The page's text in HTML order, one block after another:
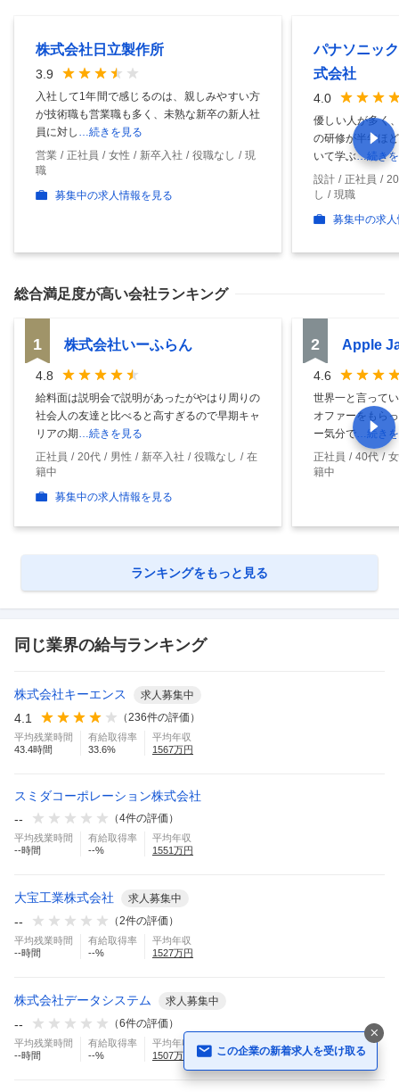
株式会社日立製作所
3.9
入社して1年間で感じるのは、親しみやすい方
が技術職も営業職も多く、未熟な新卒の新人社
員に対し
…続きを見る
営業
正社員 女性 新卒入社 役職なし
現
職
募集中の求人情報を見る
パナソニッ
式会社
4.0
優しい人が多く
の研修が半年ほ
いて学ぶ…続き
設計
正社員
し
現職
募集中の求
総合満足度が高い会社ランキング
1 株式会社いーふらん
4.8
給料面は説明会で説明があったがやはり周りの
社会人の友達と比べると高すぎるので早期キャ
リアの期…続きを見る
正社員
20代 男性 新卒入社 役職なし
在
籍中
募集中の求人情報を見る
2 Apple
4.6
世界一と言って
オファーをもら
ー気分で…続き
正社員
40代
籍中
ランキングをもっと見る
同じ業界の給与ランキング
株式会社キーエンス 求人募集中
4.1 （236件の評価）
平均残業時間
43.4時間
有給取得率
33.6%
平均年収
1567万円
スミダコーポレーション株式会社
--
（4件の評価）
平均残業時間
--時間
有給取得率
--%
平均年収
1551 万円
大宝工業株式会社 求人募集中
-- （2件の評価）
平均残業時間
--時間
有給取得率
--%
平均年収
1527万円
株式会社データシステム 求人募集中
-- （6件の評価）
平均残業時間
--時間
有給取得率
--%
平均年収
1507万円 この企業の新着求人を受け取る